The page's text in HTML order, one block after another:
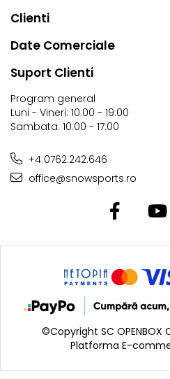
Clienti
Date Comerciale
Suport Clienti
Program general
Luni - Vineri: 10:00 - 19:00
Sambata: 10:00 - 17:00
+4 0762.242.646
office@snowsports.ro
©Copyright SC OPENBOX
Platforma E-